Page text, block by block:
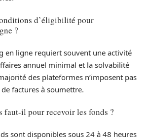
d’éligibilité pour
?
en ligne requiert souvent une activité
annuel minimal et la solvabilité
des plateformes n’imposent pas
factures à soumettre.
faut-il pour recevoir les fonds ?
sont disponibles sous 24 à 48 heures